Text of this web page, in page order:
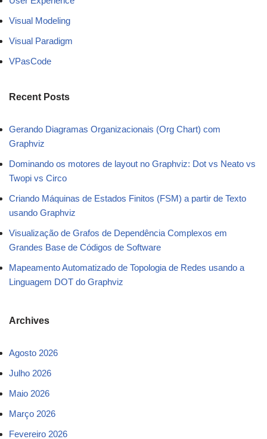
Visual Modeling
Visual Paradigm
VPasCode
Recent Posts
Gerando Diagramas Organizacionais (Org Chart) com
Graphviz
Dominando os motores de layout no Graphviz: Dot vs Neato vs
Twopi vs Circo
Criando Máquinas de Estados Finitos (FSM) a partir de Texto
usando Graphviz
Visualização de Grafos de Dependência Complexos em
Grandes Base de Códigos de Software
Mapeamento Automatizado de Topologia de Redes usando a
Linguagem DOT do Graphviz
Archives
Agosto 2026
Julho 2026
Maio 2026
Março 2026
Fevereiro 2026